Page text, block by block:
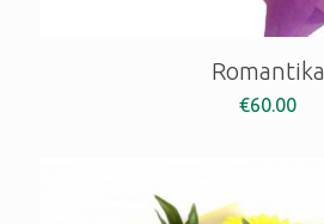
Romantika
€60.00